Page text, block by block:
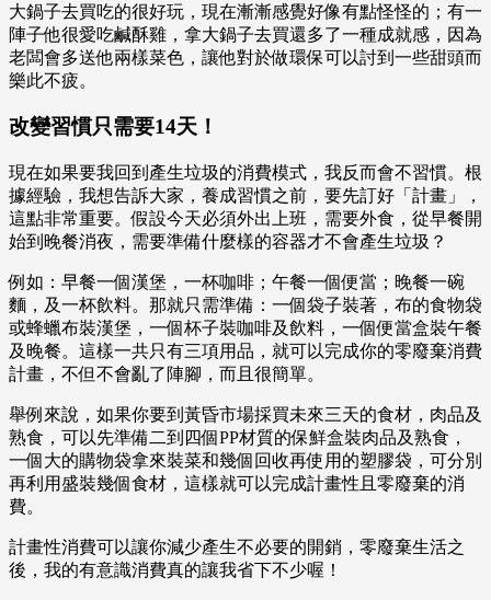
大鍋子去買吃的很好玩，現在漸漸感覺好像有點怪怪的；有一
陣子他很愛吃鹹酥雞，拿大鍋子去買還多了一種成就感，因為
老闆會多送他兩樣菜色，讓他對於做環保可以討到一些甜頭而
樂此不疲。
改變習慣只需要14天！
現在如果要我回到產生垃圾的消費模式，我反而會不習慣。根
據經驗，我想告訴大家，養成習慣之前，要先訂好「計畫」，
這點非常重要。假設今天必須外出上班，需要外食，從早餐開
始到晚餐消夜，需要準備什麼樣的容器才不會產生垃圾？
例如：早餐一個漢堡，一杯咖啡；午餐一個便當；晚餐一碗
麵，及一杯飲料。那就只需準備：一個袋子裝著，布的食物袋
或蜂蠟布裝漢堡，一個杯子裝咖啡及飲料，一個便當盒裝午餐
及晚餐。這樣一共只有三項用品，就可以完成你的零廢棄消費
計畫，不但不會亂了陣腳，而且很簡單。
舉例來說，如果你要到黃昏市場採買未來三天的食材，肉品及
熟食，可以先準備二到四個PP材質的保鮮盒裝肉品及熟食，
一個大的購物袋拿來裝菜和幾個回收再使用的塑膠袋，可分別
再利用盛裝幾個食材，這樣就可以完成計畫性且零廢棄的消
費。
計畫性消費可以讓你減少產生不必要的開銷，零廢棄生活之
後，我的有意識消費真的讓我省下不少喔！